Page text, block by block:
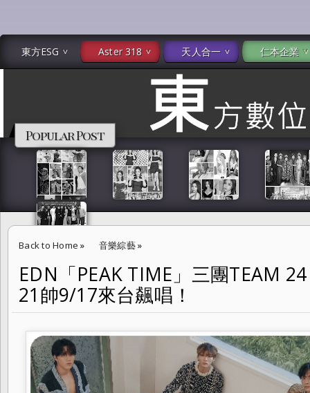
東方ESG Aster 318 天人合一 仁本企業
Popular Post
Back to Home » 音樂綜藝»
EDN「PEAK TIME」三團TEAM 24：00、DKB與BAE 173共21帥9/17
EDN「PEAK TIME」三團TEAM
21帥9/17來台飆唱！